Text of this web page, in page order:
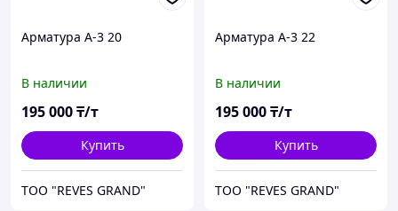
Арматура А-3 20
В наличии
195 000₸/т
Купить
ТОО "REVES GRAND"
Арматура А-3 22
В наличии
195 000₸/т
Купить
ТОО "REVES GRAND"